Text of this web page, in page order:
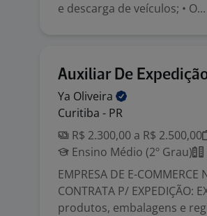
e descarga de veículos; • O...
Auxiliar De
Ya Oliveira
Curitiba - PR
R$ 2.300,00 a R$ 2.500,00
Ensino Médio (2º Grau)
EMPRESA DE E-
CONTRATA P/ EXPEDIÇÃO:
produtos, embalagens e